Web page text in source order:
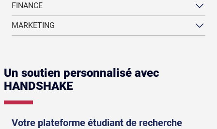
FINANCE
MARKETING
Un soutien personnalisé avec
HANDSHAKE
Votre plateforme étudiant de recherche